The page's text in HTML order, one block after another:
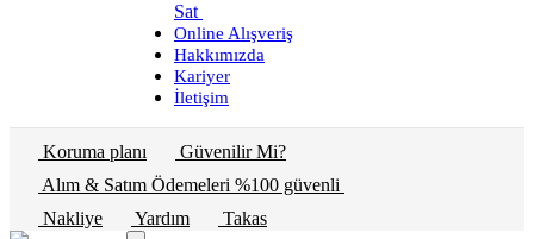
Sat
Online Alışveriş
Hakkımızda
Kariyer
İletişim
Koruma planı
Güvenilir Mi?
Alım & Satım Ödemeleri %100 güvenli
Nakliye
Yardım Takas